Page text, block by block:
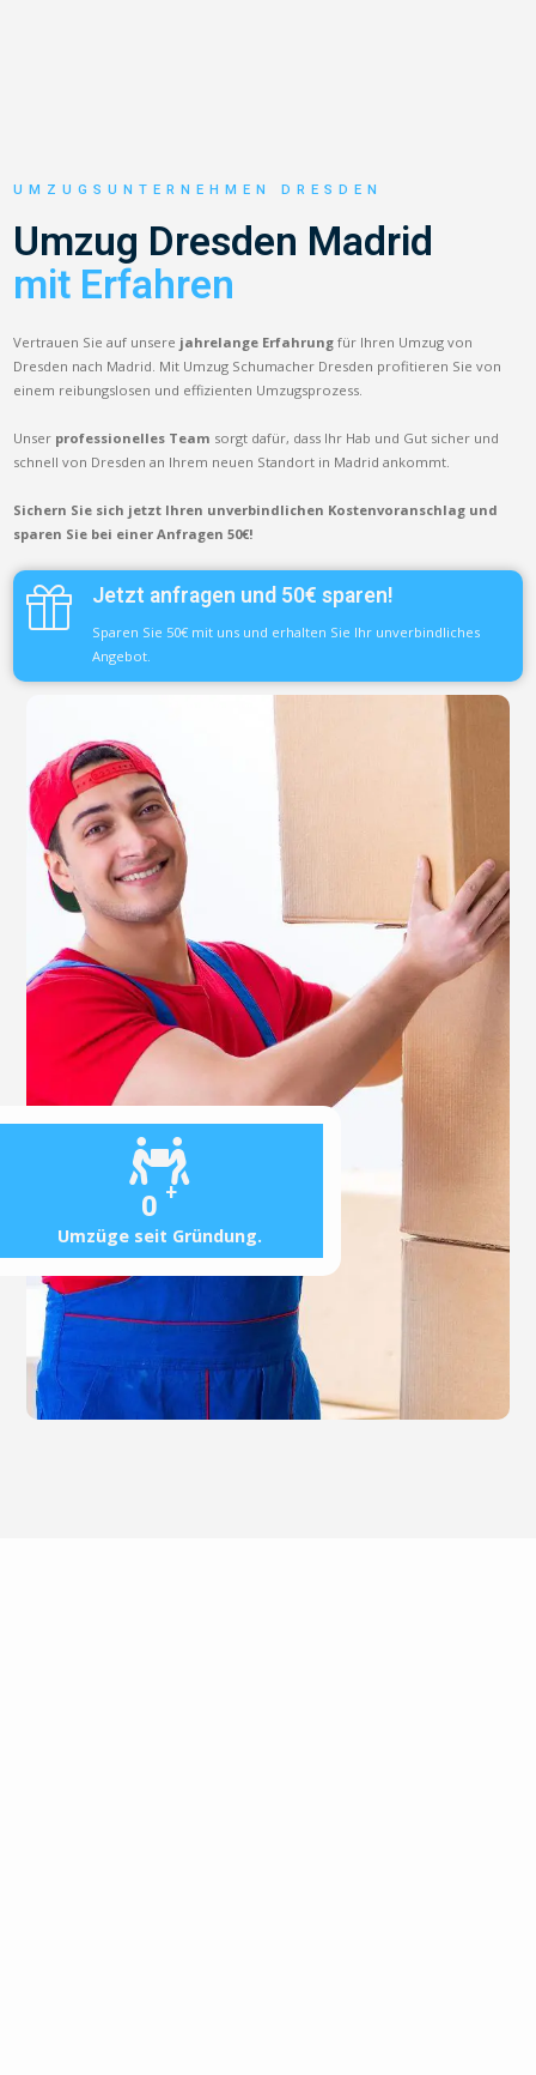
0 +
Umzüge seit Gründung.
UMZUGSUNTERNEHMEN DRESDEN
Umzug Dresden Madrid
mit Erfahren
Vertrauen Sie auf unsere jahrelange Erfahrung für Ihren Umzug von
Dresden nach Madrid. Mit Umzug Schumacher Dresden profitieren Sie von
einem reibungslosen und effizienten Umzugsprozess.
Unser professionelles Team sorgt dafür, dass Ihr Hab und Gut sicher und
schnell von Dresden an Ihrem neuen Standort in Madrid ankommt.
Sichern Sie sich jetzt Ihren unverbindlichen Kostenvoranschlag und
sparen Sie bei einer Anfragen 50€!
Jetzt anfragen und 50€ sparen!
Sparen Sie 50€ mit uns und erhalten Sie Ihr unverbindliches
Angebot.